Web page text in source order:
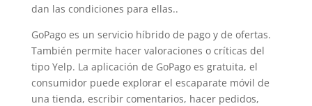
dan las condiciones para ellas..
GoPago es un servicio híbrido de pago y de ofertas.
También permite hacer valoraciones o críticas del
tipo Yelp. La aplicación de GoPago es gratuita, el
consumidor puede explorar el escaparate móvil de
una tienda, escribir comentarios, hacer pedidos,